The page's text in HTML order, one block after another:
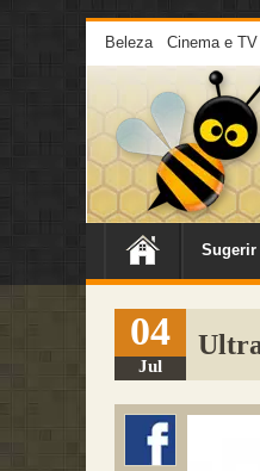
Beleza Cinema e TV
04
Jul